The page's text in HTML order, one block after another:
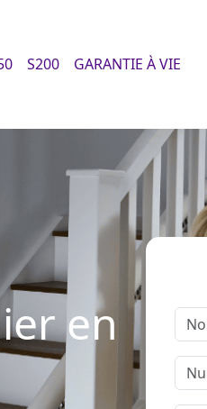
S200 GARANTIE À VIE
en